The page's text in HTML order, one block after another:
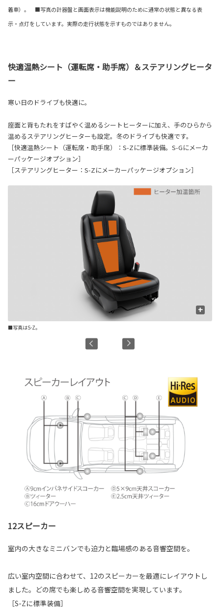
着車）。 ■写真の計器盤と画面表示は機能説明のために通常の状態と異なる表
示・点灯をしています。実際の走行状態を示すものではありません。
快適温熱シート（運転席・助手席）＆ステアリングヒータ
ー
寒い日のドライブも快適に。
座面と背もたれをすばやく温めるシートヒーターに加え、手のひらから
温めるステアリングヒーターも設定。冬のドライブも快適です。
［快適温熱シート（運転席・助手席）：S-Zに標準装備。S-Gにメーカ
ーパッケージオプション］
［ステアリングヒーター：S-Zにメーカーパッケージオプション］
+
■写真はS-Z。
12スピーカー
室内の大きなミニバンでも迫力と臨場感のある音響空間を。
広い室内空間に合わせて、12のスピーカーを最適にレイアウトし
ました。どの席でも楽しめる音響空間を実現しています。
［S-Zに標準装備］